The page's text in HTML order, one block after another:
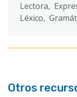
Lectora,
Léxico,
Otros